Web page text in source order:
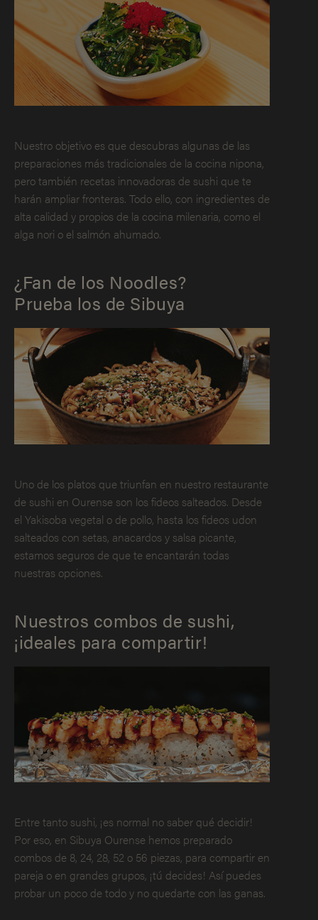
Nuestro objetivo es que descubras algunas de las
preparaciones más tradicionales de la cocina nipona,
pero también recetas innovadoras de sushi que te
harán ampliar fronteras. Todo ello, con ingredientes de
alta calidad y propios de la cocina milenaria, como el
alga nori o el salmón ahumado.
¿Fan de los Noodles?
Prueba los de Sibuya
Uno de los platos que triunfan en nuestro restaurante
de sushi en Ourense son los fideos salteados. Desde
el Yakisoba vegetal o de pollo, hasta los fideos udon
salteados con setas, anacardos y salsa picante,
estamos seguros de que te encantarán todas
nuestras opciones.
Nuestros combos de sushi,
¡ideales para compartir!
Entre tanto sushi, ¡es normal no saber qué decidir!
Por eso, en Sibuya Ourense hemos preparado
combos de 8, 24, 28, 52 o 56 piezas, para compartir en
pareja o en grandes grupos, ¡tú decides! Así puedes
probar un poco de todo y no quedarte con las ganas.